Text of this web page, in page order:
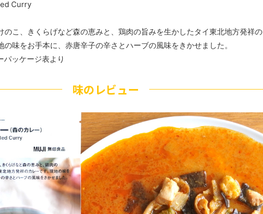
Curry
のこ、きくらげなど森の恵みと、鶏肉の旨みを生かしたタイ東北地方発祥の
の味をお手本に、赤唐辛子の辛さとハーブの風味をきかせました。
ッケージ表より
味のレビュー